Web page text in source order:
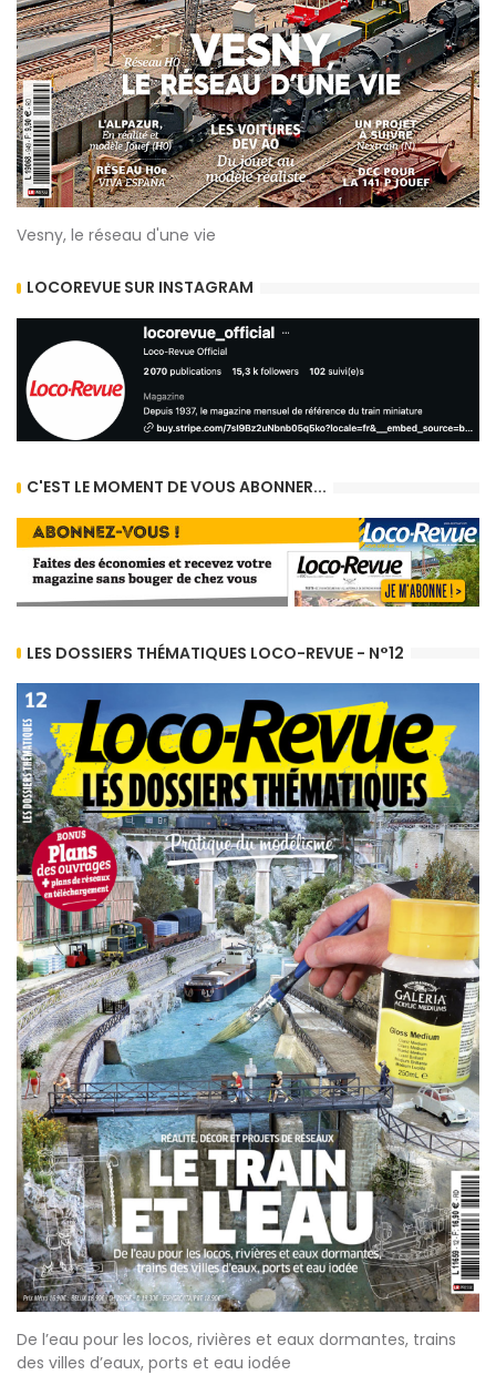
Vesny, le réseau d'une vie
LOCOREVUE SUR INSTAGRAM
C'EST LE MOMENT DE VOUS ABONNER...
LES DOSSIERS THÉMATIQUES LOCO-REVUE - N°12
De l’eau pour les locos, rivières et eaux dormantes, trains
des villes d’eaux, ports et eau iodée